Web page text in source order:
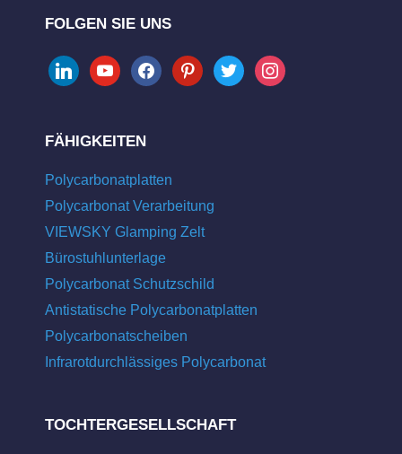
FOLGEN SIE UNS
linkedinyoutubefacebookpinteresttwitter instagram
FÄHIGKEITEN
Polycarbonatplatten
Polycarbonat Verarbeitung
VIEWSKY Glamping Zelt
Bürostuhlunterlage
Polycarbonat Schutzschild
Antistatische Polycarbonatplatten
Polycarbonatscheiben
Infrarotdurchlässiges Polycarbonat
TOCHTERGESELLSCHAFT